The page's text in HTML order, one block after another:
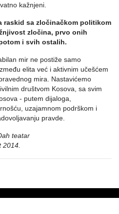
kažnjeni.
raskid sa zločinačkom politikom
zločina, prvo onih
i svih ostalih.
mir ne postiže samo
elita već i aktivnim učešćem
mira. Nastavićemo
društvom Kosova, sa svim
- putem dijaloga,
uzajamnom podrškom i
pravde.
teatar
2014.